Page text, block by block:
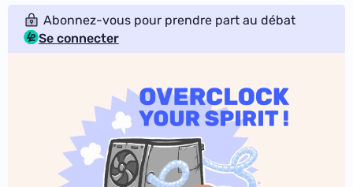
Abonnez-vous pour prendre part au débat
Se connecter